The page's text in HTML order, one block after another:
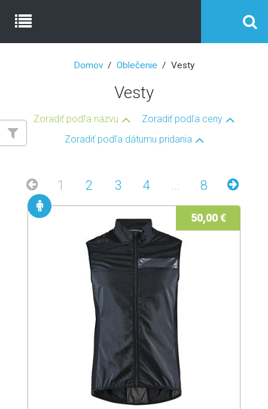
Domov Oblečenie Vesty
Vesty
Zoradiť podľa názvu
Zoradiť podľa ceny
Zoradiť podľa dátumu pridania
1 2 3 4 ... 8
50,00 €